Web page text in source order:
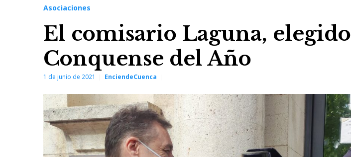
Asociaciones
El comisario Laguna, elegido
Conquense del Año
1 de junio de 2021 EnciendeCuenca